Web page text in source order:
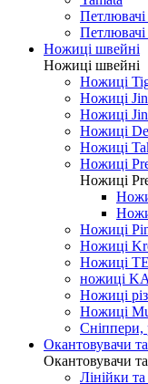
Петлювачі
Петлювачі
Ножиці швейні
Ножиці швейні
Ножиці
Ножиці
Ножиці
Ножиці
Ножиці
Ножиці
Ножиці
Ножиці
Ножиці
Ножиці
ножиці
Ножиці
Ножиці
Сніппери,
Окантовувачи
Окантовувачи
Лінійки